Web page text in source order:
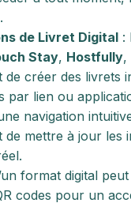
de Livret Digital :
Stay, Hostfully,
de créer des livrets
par lien ou
navigation
de mettre à jour les
format digital
codes pour un